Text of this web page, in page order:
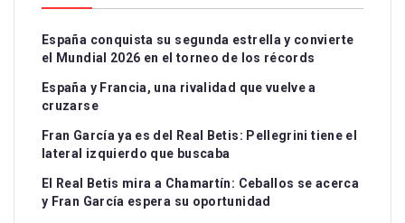
España conquista su segunda estrella y convierte
el Mundial 2026 en el torneo de los récords
España y Francia, una rivalidad que vuelve a
cruzarse
Fran García ya es del Real Betis: Pellegrini tiene el
lateral izquierdo que buscaba
El Real Betis mira a Chamartín: Ceballos se acerca
y Fran García espera su oportunidad